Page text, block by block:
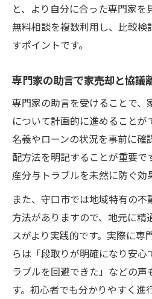
と、より自分に合った専門家を
無料相談を複数利用し、比較検
すポイントです。
専門家の助言で家売却と協議
専門家の助言を受けることで、
について計画的に進めることが
名義やローンの状況を事前に
配方法を明記することが重要で
産分与トラブルを未然に防ぐ効
また、守口市では地域特有の
方法がありますので、地元に精
スがより実践的です。実際に専
らは「段取りが明確になり安心
ラブルを回避できた」などの声
す。初心者でも分かりやすく進